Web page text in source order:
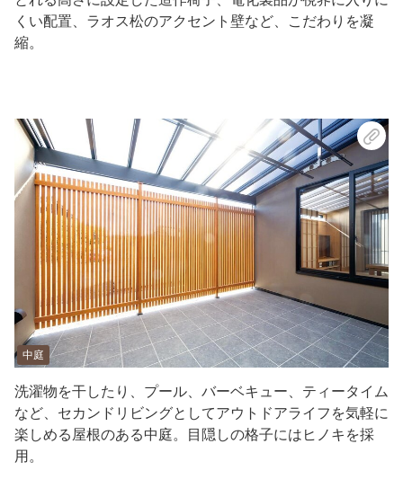
くい配置、ラオス松のアクセント壁など、こだわりを凝
縮。
中庭
洗濯物を干したり、プール、バーベキュー、ティータイム
など、セカンドリビングとしてアウトドアライフを気軽に
楽しめる屋根のある中庭。目隠しの格子にはヒノキを採
用。